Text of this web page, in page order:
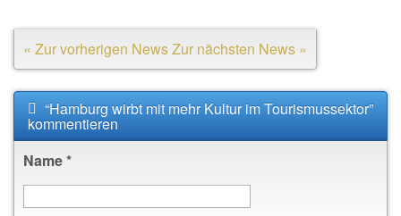
« Zur vorherigen NewsZur nächsten News »
“Hamburg wirbt mit mehr Kultur im Tourismussektor”
kommentieren
Name*